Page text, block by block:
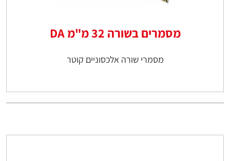
מסמרים בשורה 32 מ"מ DA
מסמרי שורה אלכסוניים קוטר